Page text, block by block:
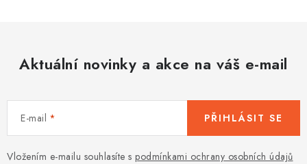
Aktuální novinky a akce na váš e-mail
E-mail
Vložením e-mailu souhlasíte s podmínkami ochrany osobních údajů
PŘIHLÁSIT SE